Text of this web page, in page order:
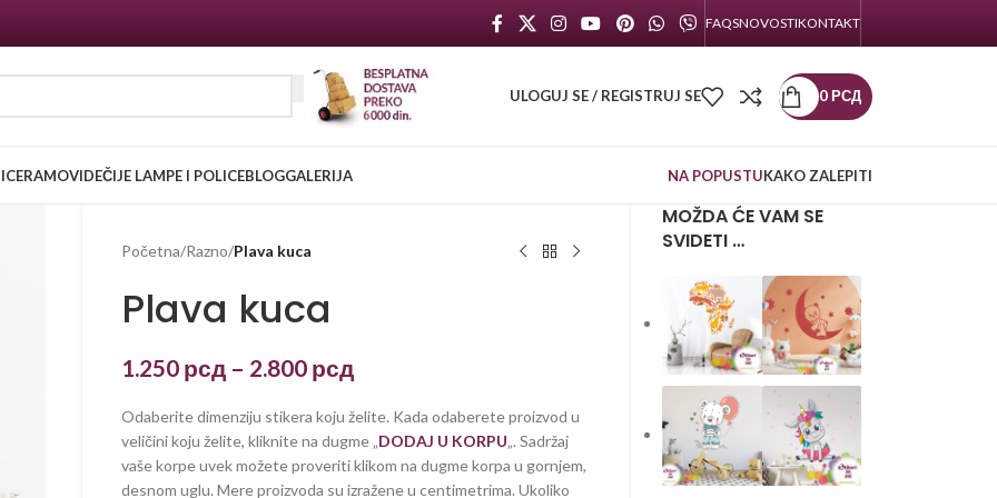
FAQSNOVOSTIKONTAKT
ULOGUJ SE / REGISTRUJ SE 0РСД
RAMOVIDEČIJE LAMPE I POLICEBLOGGALERIJA NA POPUSTUKAKO ZALEPITI
Početna/Razno/Plava kuca
Plava kuca
1.250 рсд – 2.800 рсд
Odaberite dimenziju stikera koju želite. Kada odaberete proizvod u
veličini koju želite, kliknite na dugme „DODAJ U KORPU„. Sadržaj
vaše korpe uvek možete proveriti klikom na dugme korpa u gornjem,
desnom uglu. Mere proizvoda su izražene u centimetrima. Ukoliko
MOŽDA ĆE VAM SE
SVIDETI …